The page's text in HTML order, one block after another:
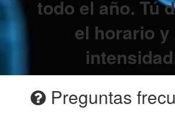
todo el año.Tú
el horario y
Preguntas